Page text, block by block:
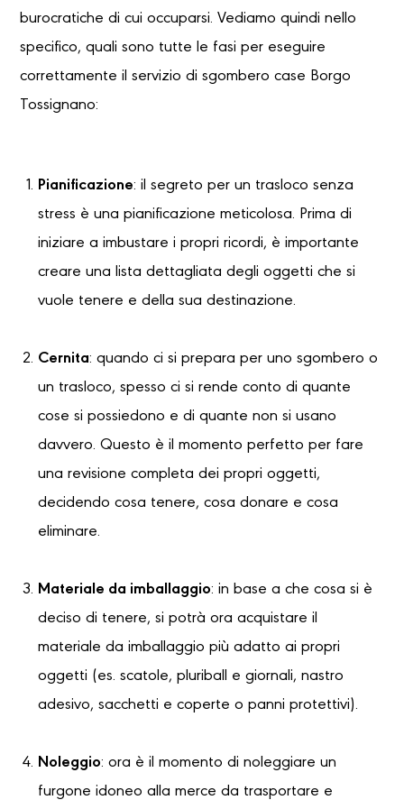
burocratiche di cui occuparsi. Vediamo quindi nello
specifico, quali sono tutte le fasi per eseguire
correttamente il servizio di sgombero case Borgo
Tossignano:
Pianificazione: il segreto per un trasloco senza
stress è una pianificazione meticolosa. Prima di
iniziare a imbustare i propri ricordi, è importante
creare una lista dettagliata degli oggetti che si
vuole tenere e della sua destinazione.
Cernita: quando ci si prepara per uno sgombero o
un trasloco, spesso ci si rende conto di quante
cose si possiedono e di quante non si usano
davvero. Questo è il momento perfetto per fare
una revisione completa dei propri oggetti,
decidendo cosa tenere, cosa donare e cosa
eliminare.
Materiale da imballaggio: in base a che cosa si è
deciso di tenere, si potrà ora acquistare il
materiale da imballaggio più adatto ai propri
oggetti (es. scatole, pluriball e giornali, nastro
adesivo, sacchetti e coperte o panni protettivi).
Noleggio: ora è il momento di noleggiare un
furgone idoneo alla merce da trasportare e